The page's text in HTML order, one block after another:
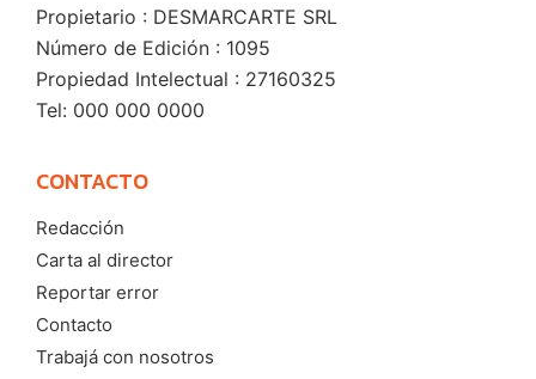
Propietario : DESMARCARTE SRL
Número de Edición : 1095
Propiedad Intelectual : 27160325
Tel: 000 000 0000
CONTACTO
Redacción
Carta al director
Reportar error
Contacto
Trabajá con nosotros